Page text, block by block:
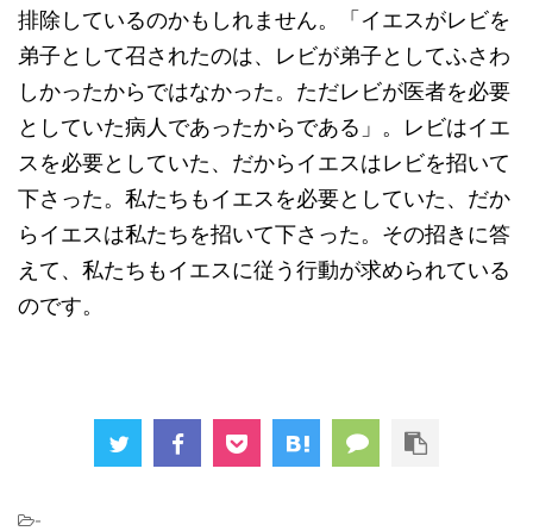
排除しているのかもしれません。「イエスがレビを
弟子として召されたのは、レビが弟子としてふさわ
しかったからではなかった。ただレビが医者を必要
としていた病人であったからである」。レビはイエ
スを必要としていた、だからイエスはレビを招いて
下さった。私たちもイエスを必要としていた、だか
らイエスは私たちを招いて下さった。その招きに答
えて、私たちもイエスに従う行動が求められている
のです。
-